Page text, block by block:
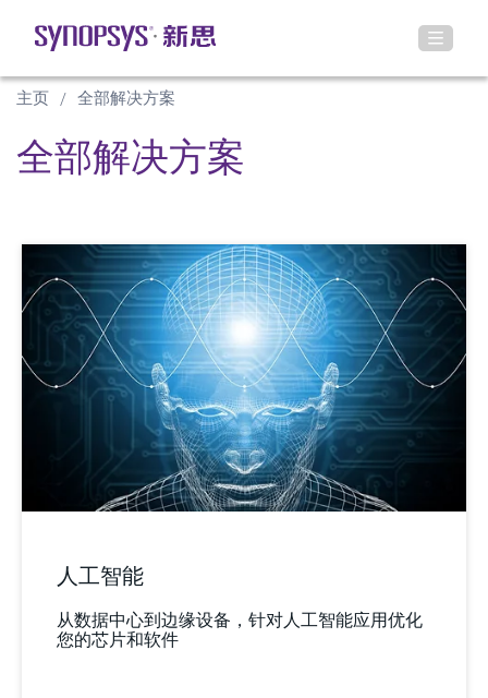
主页 全部解决方案
全部解决方案
人工智能
从数据中心到边缘设备，针对人工智能应用优化
您的芯片和软件